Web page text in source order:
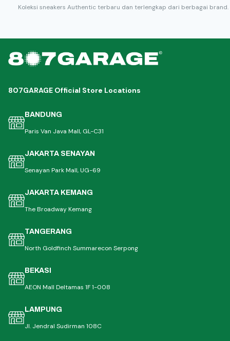
Koleksi sneakers Authentic terbaru dan terlengkap dari berbagai brand.
807GARAGE Official Store Locations
BANDUNG
Paris Van Java Mall, GL-C31
JAKARTA SENAYAN
Senayan Park Mall, UG-69
JAKARTA KEMANG
The Broadway Kemang
TANGERANG
North Goldfinch Summarecon Serpong
BEKASI
AEON Mall Deltamas 1F 1-008
LAMPUNG
Jl. Jendral Sudirman 108C